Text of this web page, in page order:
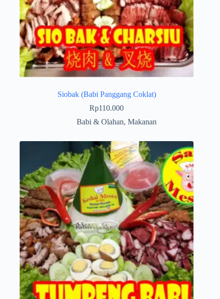
Siobak (Babi Panggang Coklat)
Rp110.000
Babi & Olahan, Makanan